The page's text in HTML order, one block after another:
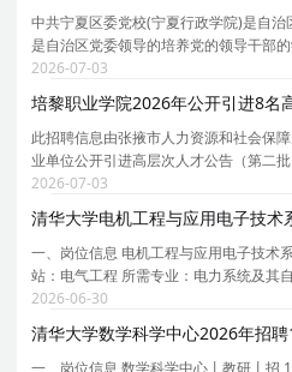
中共宁夏区委党校(宁夏行政学院)是自治
是自治区党委领导的培养党的领导干部
门，是教育培训干部和党员的主渠道，
是自治区党委政府的哲学社会科学研究
2026-07-03
培黎职业学院2026年公开引进8名
此招聘信息由张掖市人力资源和社会保
业单位公开引进高层次人才公告（第二
握培黎职业学院的招聘详情， 现特别针
要点单独说明。 为保证您获取的招聘信
2026-07-03
一、岗位信息 电机工程与应用电子技术
站：电气工程 所需专业：电力系统及其
求：博士 拟从事研究内容或研究计划：
则提取 2. 面向电力系统优化决策的可信人
2026-06-30
清华大学数学科学中心2026年招
一、岗位信息 数学科学中心丨教研丨招